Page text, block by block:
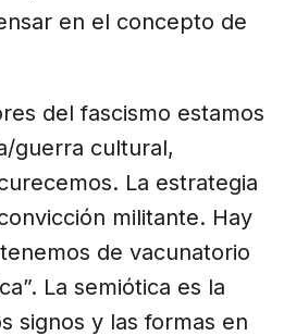
en el concepto de
del fascismo estamos
guerra cultural,
La estrategia
militante. Hay
de vacunatorio
La semiótica es la
signos y las formas en